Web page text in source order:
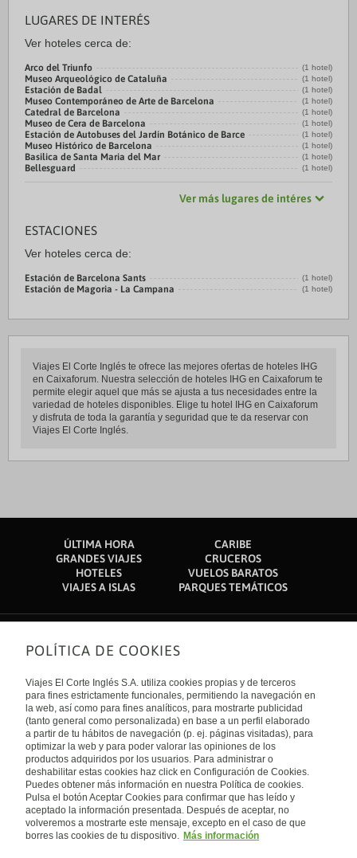
LUGARES DE INTERÉS
Ver hoteles cerca de:
Arco del Triunfo (1 hotel)
Museo Arqueológico de Cataluña (1 hotel)
Estación de Badal (1 hotel)
Museo Contemporáneo de Arte de Barcelona (1 hotel)
Catedral de Barcelona (1 hotel)
Museo de Cera de Barcelona (1 hotel)
Estación de Autobuses del Jardín Botánico de Barce (1 hotel)
Museo Histórico de Barcelona (1 hotel)
Basilica de Santa Maria del Mar (1 hotel)
Bellesguard (1 hotel)
Ver más lugares de intéres
ESTACIONES
Ver hoteles cerca de:
Estación de Barcelona Sants (1 hotel)
Estación de Magoria - La Campana (1 hotel)
Viajes El Corte Inglés te ofrece las mejores ofertas de hoteles IHG
en Caixaforum. Nuestra selección de hoteles IHG en Caixaforum te
permite elegir aquel que más se ajusta a tus necesidades entre la
variedad de hoteles disponibles. Elige tu hotel IHG en Caixaforum
y disfruta de toda la garantía y seguridad que te da reservar con
Viajes El Corte Inglés.
ÚLTIMA HORA
CARIBE
GRANDES VIAJES
CRUCEROS
HOTELES
VUELOS BARATOS
VIAJES A ISLAS
PARQUES TEMÁTICOS
Sobre nosotros
Quiénes somos
Financiación
Sostenibilidad
Turismo accesible
Tarjeta El Corte Inglés
Trabaja con nosotros
El Corte Inglés
Canal Ético
Enlaces de interés
Guías de viaje
Catálogos
Auto check-in
Condiciones Generales
Política de privacidad
Política de cookies
Accesibilidad
Empresas/ Grupos
Internacional
España
Visita nuestro blog
Blog de Viajes el Corte inglés
POLÍTICA DE COOKIES
Viajes El Corte Inglés S.A. utiliza cookies propias y de terceros
para fines estrictamente funcionales, permitiendo la navegación en
la web, así como para fines analíticos, para mostrarte publicidad
(tanto general como personalizada) en base a un perfil elaborado
a partir de tu hábitos de navegación (p. ej. páginas visitadas), para
optimizar la web y para poder valorar las opiniones de los
productos adquiridos por los usuarios. Para administrar o
deshabilitar estas cookies haz click en Configuración de Cookies.
Puedes obtener más información en nuestra Política de cookies.
Pulsa el botón Aceptar Cookies para confirmar que has leído y
aceptado la información presentada. Después de aceptar, no
volveremos a mostrarte este mensaje, excepto en el caso de que
borres las cookies de tu dispositivo. Más información